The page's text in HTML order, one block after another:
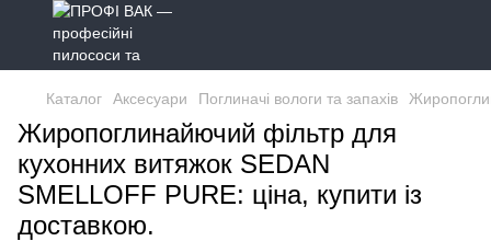
Каталог Аксесуари Поглиначі вологи та запахів
Жиропоглинайючий фільтр для
кухонних витяжок SEDAN
SMELLOFF PURE: ціна, купити із
доставкою.